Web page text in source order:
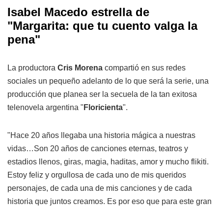
Isabel Macedo estrella de
"Margarita: que tu cuento valga la
pena"
La productora Cris Morena compartió en sus redes
sociales un pequeño adelanto de lo que será la serie, una
producción que planea ser la secuela de la tan exitosa
telenovela argentina " Floricienta".
"Hace 20 años llegaba una historia mágica a nuestras
vidas…Son 20 años de canciones eternas, teatros y
estadios llenos, giras, magia, haditas, amor y mucho flikiti.
Estoy feliz y orgullosa de cada uno de mis queridos
personajes, de cada una de mis canciones y de cada
historia que juntos creamos. Es por eso que para este gran